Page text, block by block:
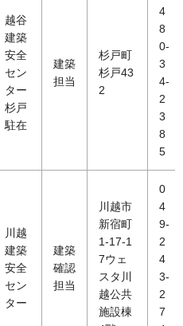
越谷
建築
安全
セン
ター
杉戸
駐在
建築
担当
杉戸町
杉戸43
2
4
8
0-
3
4-
2
3
8
5
川越
建築
安全
セン
ター
建築
確認
担当
川越市
新宿町
1-17-1
7ウェ
スタ川
越公共
施設棟
0
4
9-
2
4
3-
2
7